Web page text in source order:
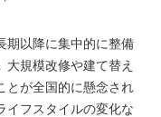
期以降に集中的に整備
大規模改修や建て替え
とが全国的に懸念され
イフスタイルの変化な